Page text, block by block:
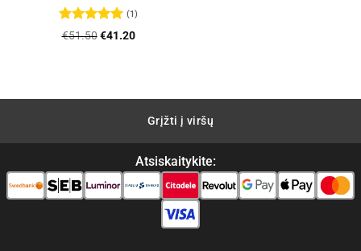
Įvertinimas:
(1)
€51.50 Original
€41.20Current
Grįžti į viršų
Atsiskaitykite: